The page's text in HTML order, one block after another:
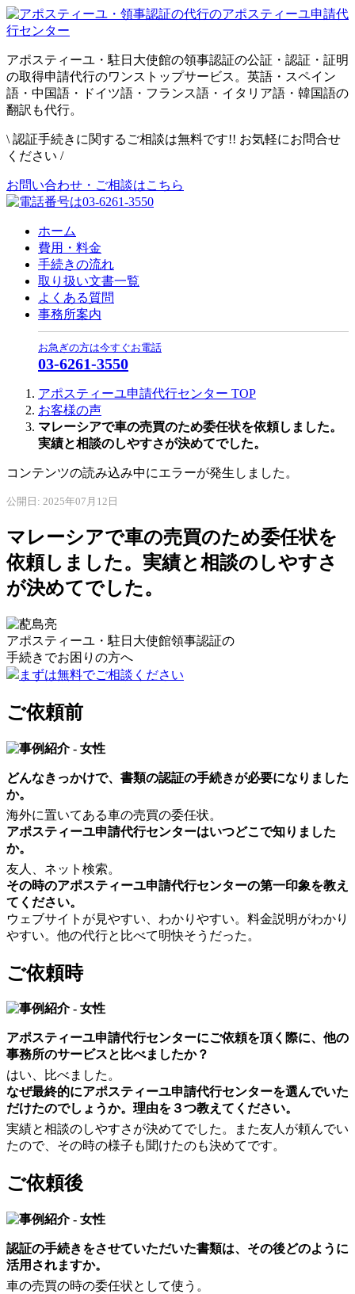
アポスティーユ・駐日大使館の領事認証の公証・認証・証明
の取得申請代行のワンストップサービス。英語・スペイン
語・中国語・ドイツ語・フランス語・イタリア語・韓国語の
翻訳も代行。
\ 認証手続きに関するご相談は無料です!! お気軽にお問合せ
ください /
お問い合わせ・ご相談はこちら
ホーム
費用・料金
手続きの流れ
取り扱い文書一覧
よくある質問
事務所案内
お急ぎの方は今すぐお電話
03-6261-3550
アポスティーユ申請代行センター TOP
お客様の声
マレーシアで車の売買のため委任状を依頼しました。
実績と相談のしやすさが決めてでした。
コンテンツの読み込み中にエラーが発生しました。
公開日: 2025年07月12日
マレーシアで車の売買のため委任状を
依頼しました。実績と相談のしやすさ
が決めてでした。
アポスティーユ・駐日大使館領事認証の
手続きでお困りの方へ
まずは無料でご相談ください
ご依頼前
どんなきっかけで、書類の認証の手続きが必要になりました
か。
海外に置いてある車の売買の委任状。
アポスティーユ申請代行センターはいつどこで知りました
か。
友人、ネット検索。
その時のアポスティーユ申請代行センターの第一印象を教え
てください。
ウェブサイトが見やすい、わかりやすい。料金説明がわかり
やすい。他の代行と比べて明快そうだった。
ご依頼時
アポスティーユ申請代行センターにご依頼を頂く際に、他の
事務所のサービスと比べましたか？
はい、比べました。
なぜ最終的にアポスティーユ申請代行センターを選んでいた
だけたのでしょうか。理由を３つ教えてください。
実績と相談のしやすさが決めてでした。また友人が頼んでい
たので、その時の様子も聞けたのも決めてです。
ご依頼後
認証の手続きをさせていただいた書類は、その後どのように
活用されますか。
車の売買の時の委任状として使う。